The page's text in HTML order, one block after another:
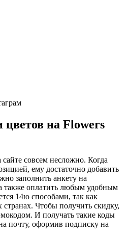
цветов на Flowers
совсем несложно. Когда
ему достаточно добавить
заполнить анкету на
также оплатить любым удобным
14ю способами, так как
странах. Чтобы получить скидку,
И получать такие коды
почту, оформив подписку на